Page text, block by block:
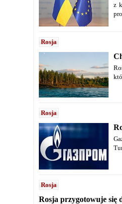
z
Rosja
Rosja
Rosja
Rosja przygotowuje się